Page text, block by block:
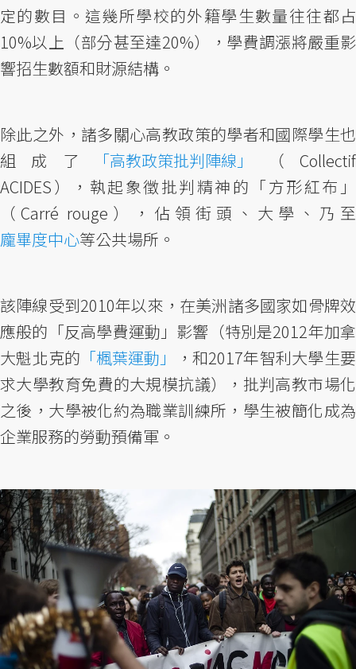
定的數目。這幾所學校的外籍學生數量往往都占
10%以上（部分甚至達20%），學費調漲將嚴重影
響招生數額和財源結構。
除此之外，諸多關心高教政策的學者和國際學生也
組成了
「高教政策批判陣線」
（Collectif
ACIDES），執起象徵批判精神的「方形紅布」
（Carré rouge），佔領街頭、大學、乃至
龐畢度中心等公共場所。
該陣線受到2010年以來，在美洲諸多國家如骨牌效
應般的「反高學費運動」影響（特別是2012年加拿
大魁北克的 「楓葉運動」
，和2017年智利大學生要
求大學教育免費的大規模抗議），批判高教市場化
之後，大學被化約為職業訓練所，學生被簡化成為
企業服務的勞動預備軍。